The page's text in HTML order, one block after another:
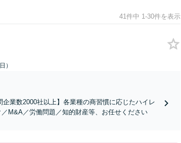
41件中 1-30件を表示
）
業数2000社以上】各業種の商習慣に応じたハイレ
M&A／労働問題／知的財産等、お任せください